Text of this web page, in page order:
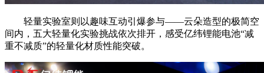
轻量实验室则以趣味互动引爆参与——云朵造型的极简空
间内，五大轻量化实验挑战依次排开，感受亿纬锂能电池“减
重不减质”的轻量化材质性能突破。